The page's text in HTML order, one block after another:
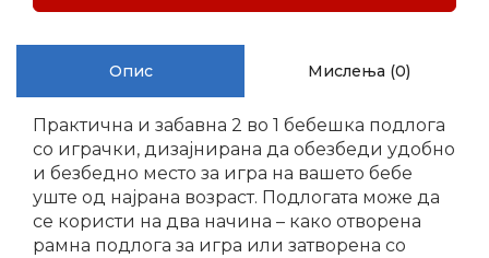
Опис Мислења (0)
Практична и забавна 2 во 1 бебешка подлога
со играчки, дизајнирана да обезбеди удобно
и безбедно место за игра на вашето бебе
уште од најрана возраст. Подлогата може да
се користи на два начина – како отворена
рамна подлога за игра или затворена со